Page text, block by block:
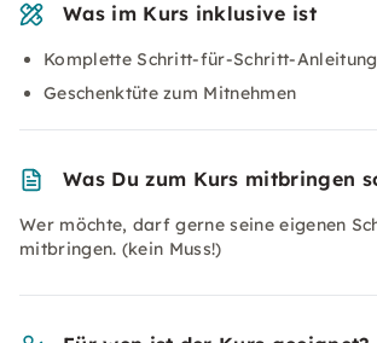
Was im Kurs inklusive ist
Komplette Schritt-für-Schritt-Anleitung
Geschenktüte zum Mitnehmen
Was Du zum Kurs mitbringen
Wer möchte, darf gerne seine eigenen
mitbringen. (kein Muss!)